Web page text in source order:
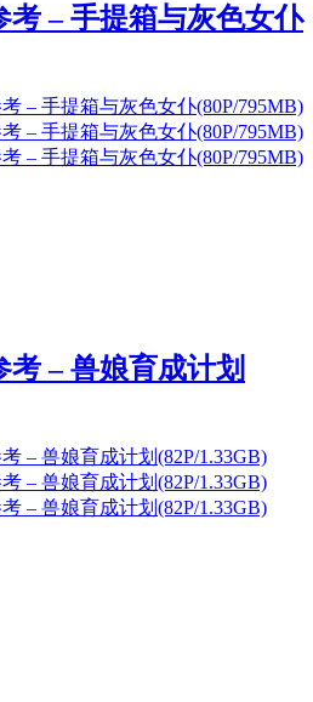
考 – 手提箱与灰色女仆
考 – 兽娘育成计划